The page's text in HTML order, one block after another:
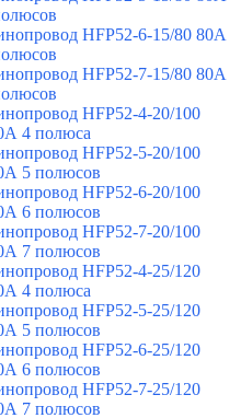
HFP52-6-15/80 80А
HFP52-7-15/80 80А
HFP52-4-20/100
4 полюса
HFP52-5-20/100
5 полюсов
HFP52-6-20/100
6 полюсов
HFP52-7-20/100
7 полюсов
HFP52-4-25/120
4 полюса
HFP52-5-25/120
5 полюсов
HFP52-6-25/120
6 полюсов
HFP52-7-25/120
7 полюсов